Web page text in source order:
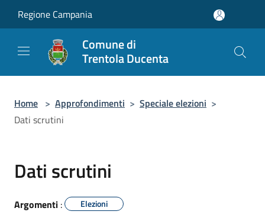
Regione Campania
Comune di
Trentola Ducenta
Home > Approfondimenti > Speciale elezioni >
Dati scrutini
Dati scrutini
Argomenti : Elezioni